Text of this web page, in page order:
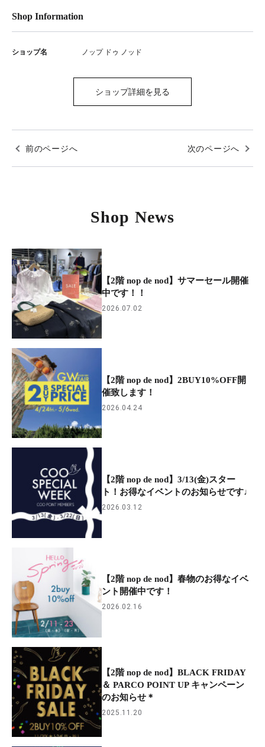
Shop Information
ショップ名 ノップ ドゥ ノッド
ショップ詳細を見る
前のページへ 次のページへ
Shop News
【2階 nop de nod】サマーセール開催
中です！！
2026.07.02
【2階 nop de nod】2BUY10%OFF開
催致します！
2026.04.24
【2階 nop de nod】3/13(金)スター
ト！お得なイベントのお知らせです♩
2026.03.12
【2階 nop de nod】春物のお得なイベ
ント開催中です！
2026.02.16
【2階 nop de nod】BLACK FRIDAY
＆ PARCO POINT UP キャンペーン
のお知らせ＊
2025.11.20